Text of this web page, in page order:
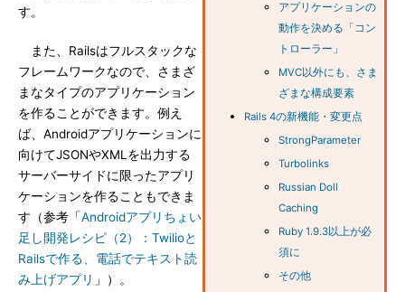
アプリケーションの
動作を決める「コン
トローラー」
MVC以外にも、さま
ざまな構成要素
Rails 4の新機能・変更点
StrongParameter
Turbolinks
Russian Doll
Caching
Ruby 1.9.3以上が必
須に
その他
す。
また、Railsはフルスタックな
フレームワークなので、さまざ
まなタイプのアプリケーション
を作ることができます。例え
ば、Androidアプリケーションに
向けてJSONやXMLを出力する
サーバーサイドに限ったアプリ
ケーションを作ることもできま
す（参考「Androidアプリちょい
足し開発レシピ（2）：Twilioと
Railsで作る、電話でテキスト読
み上げアプリ 」）。